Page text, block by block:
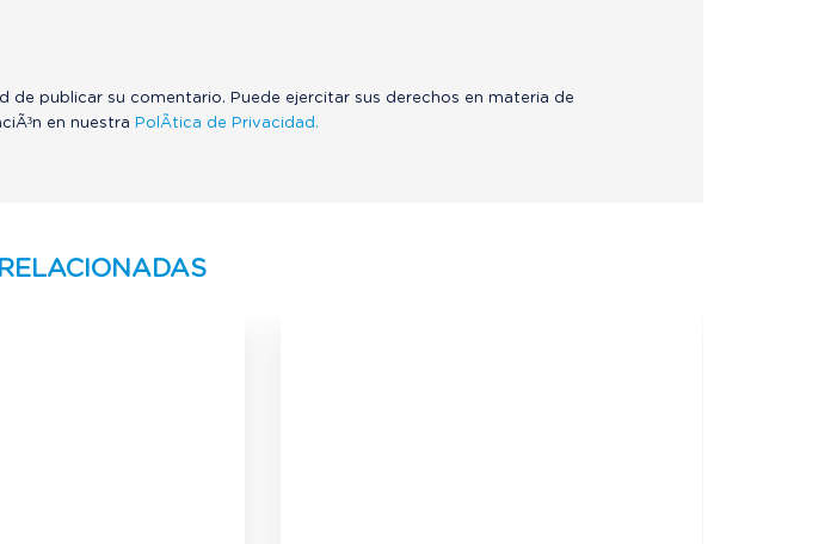
de publicar su comentario. Puede ejercitar sus derechos en materia de
en nuestra PolÃ­tica de Privacidad.